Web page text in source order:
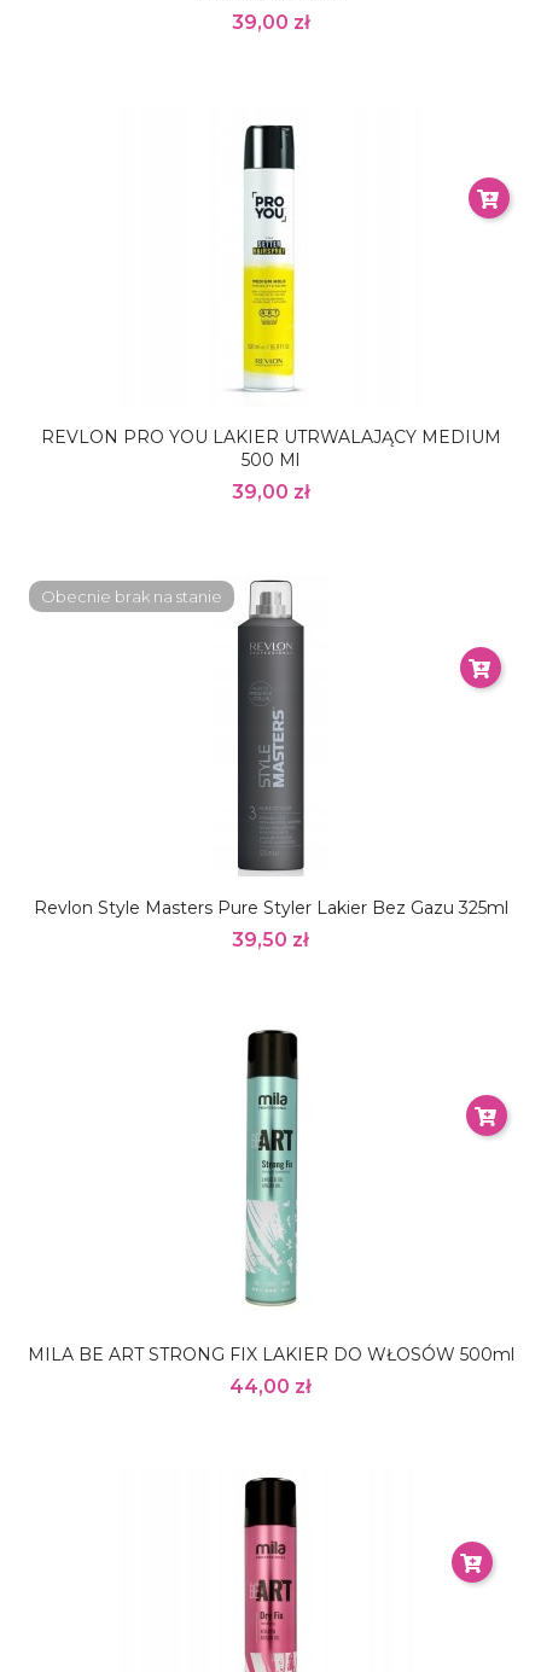
39,00 zł
REVLON PRO YOU LAKIER UTRWALAJĄCY MEDIUM
500 Ml
39,00 zł
Revlon Style Masters Pure Styler Lakier Bez Gazu 325ml
39,50 zł
Obecnie brak na stanie
MILA BE ART STRONG FIX LAKIER DO WŁOSÓW 500ml
44,00 zł